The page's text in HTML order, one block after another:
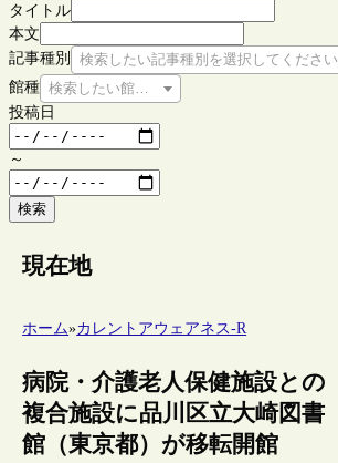
タイトル
本文
記事種別
検索したい記事種別を選択してください
館種 検索したい館種を選択してください
投稿日
～
検索
現在地
ホーム»カレントアウェアネス-R
病院・介護老人保健施設との
複合施設に品川区立大崎図書
館（東京都）が移転開館